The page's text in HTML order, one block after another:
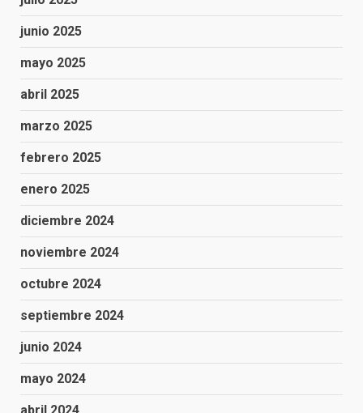
junio 2025
mayo 2025
abril 2025
marzo 2025
febrero 2025
enero 2025
diciembre 2024
noviembre 2024
octubre 2024
septiembre 2024
junio 2024
mayo 2024